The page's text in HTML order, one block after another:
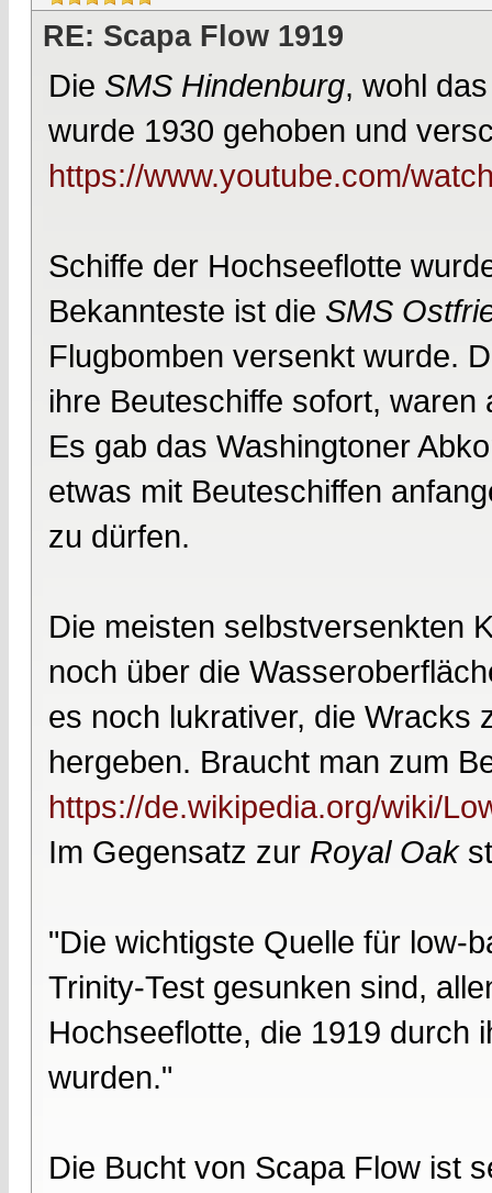
RE: Scapa Flow 1919
Die SMS Hindenburg, wohl
wurde 1930 gehoben und
https://www.youtube.com/
Schiffe der Hochseeflotte
Bekannteste ist die SMS
Flugbomben versenkt wurde.
ihre Beuteschiffe sofort,
Es gab das Washingtoner
etwas mit Beuteschiffen
zu dürfen.
Die meisten selbstversenkten
noch über die
es noch lukrativer, die Wracks
hergeben. Braucht man zum
https://de.wikipedia.org/wiki/
Im Gegensatz zur Royal Oak
"Die wichtigste Quelle für low-
Trinity-Test gesunken sind,
Hochseeflotte, die 1919 durch
wurden."
Die Bucht von Scapa Flow ist